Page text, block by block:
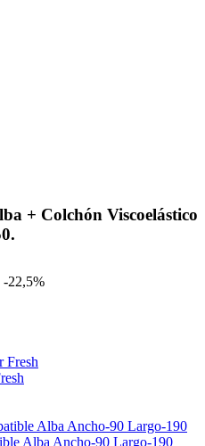
+ Colchón Viscoelástico
-22,5%
Alba Ancho-90 Largo-190